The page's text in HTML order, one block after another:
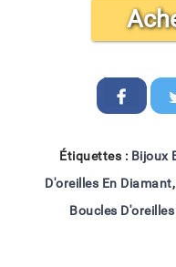
Étiquettes : Bijoux
D'oreilles En Diamant,
Boucles